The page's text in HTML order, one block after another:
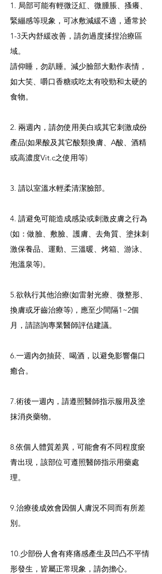
1. 局部可能有輕微泛紅、微腫脹、搔癢、
緊繃感等現象，可冰敷減緩不適，通常於
1-3天內舒緩改善，請勿過度揉捏治療區
域。
請仰睡，勿趴睡。減少臉部大動作表情，
如大笑、嚼口香糖或吃太有咬勁和太硬的
食物。
2. 兩週內，請勿使用美白或其它刺激成份
產品(如果酸及其它酸類換膚、A酸、酒精
或高濃度Vit.c之使用等)
3. 請以室溫水輕柔清潔臉部。
4. 請避免可能造成感染或刺激皮膚之行為
(如：做臉、敷臉、護膚、去角質、塗抹刺
激保養品、運動、三溫暖、烤箱、游泳、
泡溫泉等)。
5.欲執行其他治療(如雷射光療、微整形、
換膚或牙齒治療等)，應至少間隔1~2個
月，請諮詢專業醫師評估建議。
6.一週內勿抽菸、喝酒，以避免影響傷口
癒合。
7.術後一週內，請遵照醫師指示服用及塗
抹消炎藥物。
8.依個人體質差異，可能會有不同程度瘀
青出現，該部位可遵照醫師指示用藥處
理。
9.治療後成效會因個人膚況不同而有所差
別。
10.少部份人會有疼痛感產生及凹凸不平情
形發生，皆屬正常現象，請勿擔心。